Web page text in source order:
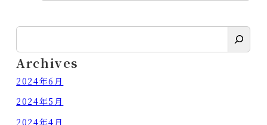
検
索
Archives
2024年6月
2024年5月
2024年4月